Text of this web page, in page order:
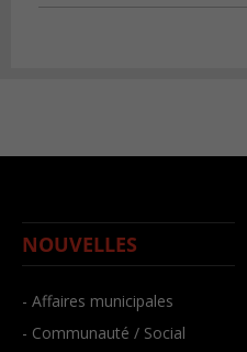
NOUVELLES
- Affaires municipales
- Communauté / Social